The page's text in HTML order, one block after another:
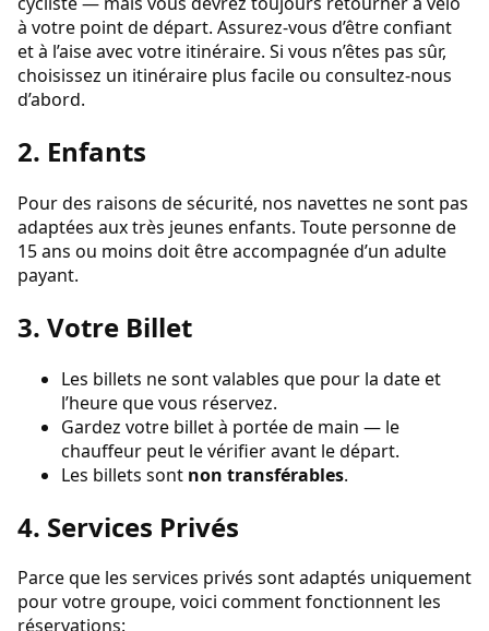
à votre point de départ. Assurez-vous d’être confiant
et à l’aise avec votre itinéraire. Si vous n’êtes pas sûr,
choisissez un itinéraire plus facile ou consultez-nous
d’abord.
2. Enfants
Pour des raisons de sécurité, nos navettes ne sont pas
adaptées aux très jeunes enfants. Toute personne de
15 ans ou moins doit être accompagnée d’un adulte
payant.
3. Votre Billet
Les billets ne sont valables que pour la date et
l’heure que vous réservez.
Gardez votre billet à portée de main — le
chauffeur peut le vérifier avant le départ.
Les billets sont non transférables.
4. Services Privés
Parce que les services privés sont adaptés uniquement
pour votre groupe, voici comment fonctionnent les
réservations: